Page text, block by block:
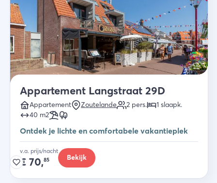
Appartement Langstraat 29D
Appartement Zoutelande 2 pers. 1 slaapk.
40 m2
Ontdek je lichte en comfortabele vakantieplek
v.a. prijs/nacht
€ 70,85 Bekijk